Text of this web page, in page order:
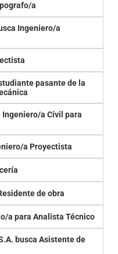
a
Ingeniero/a
pasante de la
Ingeniero/a Civil para
a Proyectista
de obra
a para Analista Técnico
busca Asistente de